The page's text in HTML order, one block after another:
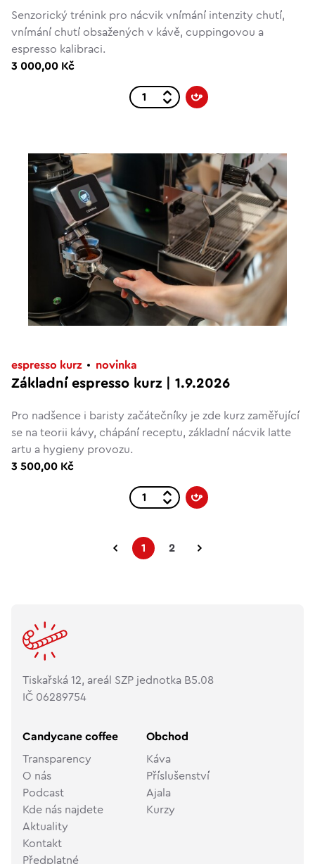
Senzorický trénink pro nácvik vnímání intenzity chutí,
vnímání chutí obsažených v kávě, cuppingovou a
espresso kalibraci.
3 000,00 Kč
espresso kurz novinka
Základní espresso kurz | 1.9.2026
Pro nadšence i baristy začátečníky je zde kurz zaměřující
se na teorii kávy, chápání receptu, základní nácvik latte
artu a hygieny provozu.
3 500,00 Kč
1 2
Tiskařská 12, areál SZP jednotka B5.08
IČ 06289754
Candycane coffee
Transparency
O nás
Podcast
Kde nás najdete
Aktuality
Kontakt
Předplatné
Obchod
Káva
Příslušenství
Ajala
Kurzy